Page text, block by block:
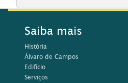
Saiba mais
História
Álvaro de Campos
Edifício
Serviços